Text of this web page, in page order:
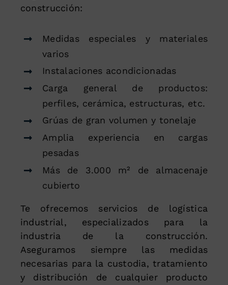
construcción:
Medidas especiales y materiales
varios
Instalaciones acondicionadas
Carga general de productos:
perfiles, cerámica, estructuras, etc.
Grúas de gran volumen y tonelaje
Amplia experiencia en cargas
pesadas
Más de 3.000 m² de almacenaje
cubierto
Te ofrecemos servicios de logística
industrial, especializados para la
industria de la construcción.
Aseguramos siempre las medidas
necesarias para la custodia, tratamiento
y distribución de cualquier producto